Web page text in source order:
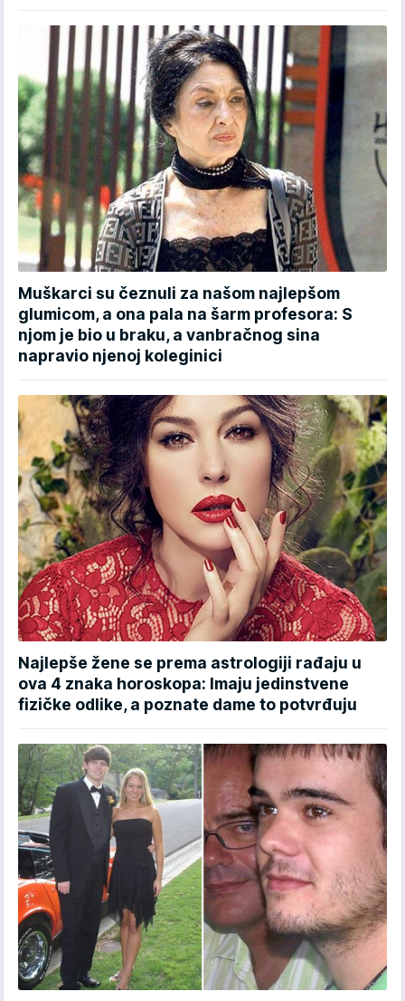
Muškarci su čeznuli za našom najlepšom
glumicom, a ona pala na šarm profesora: S
njom je bio u braku, a vanbračnog sina
napravio njenoj koleginici
Najlepše žene se prema astrologiji rađaju u
ova 4 znaka horoskopa: Imaju jedinstvene
fizičke odlike, a poznate dame to potvrđuju